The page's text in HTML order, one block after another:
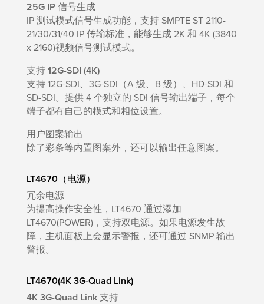
25G IP 信号生成
IP 测试模式信号生成功能，支持 SMPTE ST 2110-
21/30/31/40 IP 传输标准，能够生成 2K 和 4K (3840
x 2160)视频信号测试模式。
支持 12G-SDI (4K)
支持 12G-SDI、3G-SDI（A 级、B 级）、HD-SDI 和
SD-SDI。提供 4 个独立的 SDI 信号输出端子，每个
端子都有自己的模式和相位设置。
用户图案输出
除了彩条等内置图案外，还可以输出任意图案。
LT4670（电源）
冗余电源
为提高操作安全性，LT4670 通过添加
LT4670(POWER)，支持双电源。如果电源发生故
障，主机面板上会显示警报，还可通过 SNMP 输出
警报。
LT4670(4K 3G-Quad Link)
4K 3G-Quad Link 支持